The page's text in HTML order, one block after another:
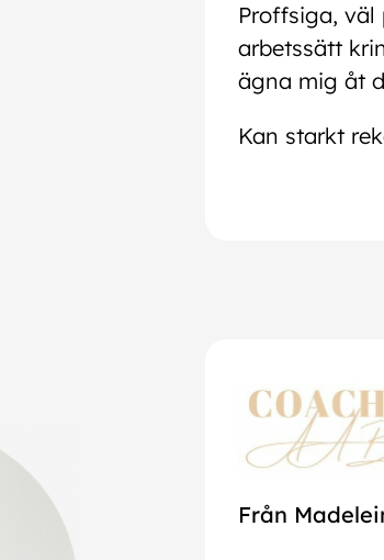
Proffsiga, väl
arbetssätt
ägna mig åt
Kan starkt
Från